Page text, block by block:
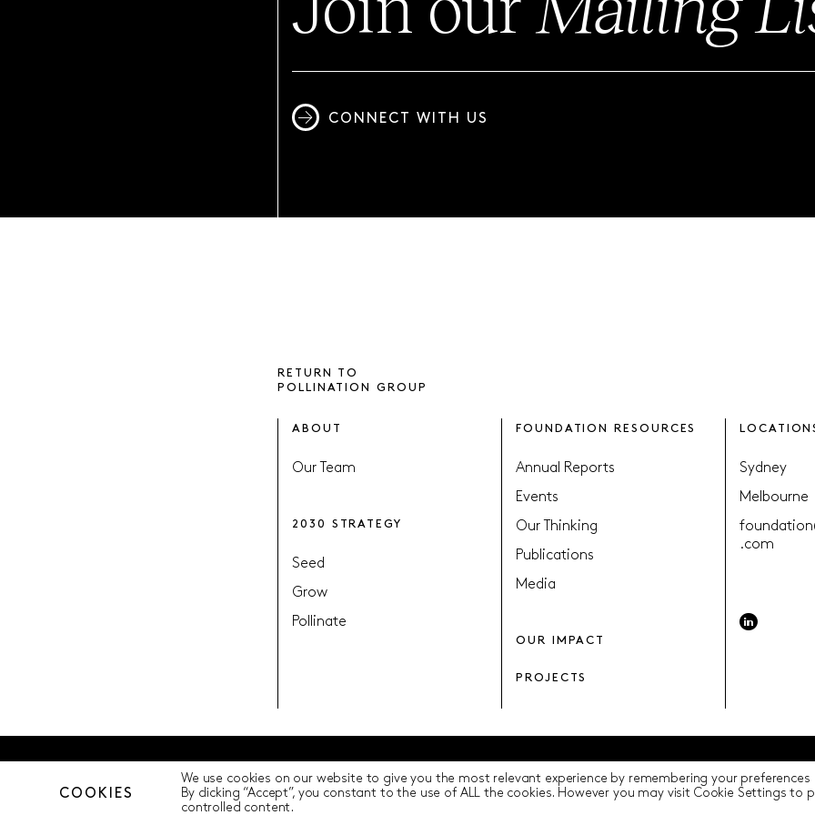
CONNECT WITH US
RETURN TO
POLLINATION GROUP
ABOUT
Our Team
2030 STRATEGY
Seed
Grow
Pollinate
FOUNDATION RESOURCES
Annual Reports
Events
Our Thinking
Publications
Media
OUR IMPACT
PROJECTS
Sydney
Melbourne
.com
© Pollination Foundation 2025 (ABN 29 633 992 604) Privacy Policy Terms of Use ICIP Cookie Settings
COOKIES
We use cookies on our website to give you the most relevant experience by remembering your
By clicking “Accept”, you constant to the use of ALL the cookies. However you may visit Cookie Settings to
controlled content.